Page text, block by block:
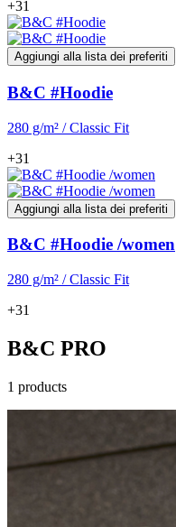
+31
Aggiungi alla lista dei preferiti
B&C #Hoodie
280 g/m² / Classic Fit
+31
Aggiungi alla lista dei preferiti
B&C #Hoodie /women
280 g/m² / Classic Fit
+31
B&C PRO
1 products